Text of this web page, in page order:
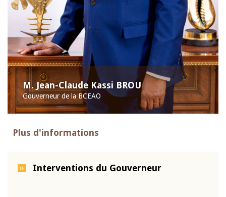
M. Jean-Claude Kassi BROU
Gouverneur de la BCEAO
Plus d'informations
Interventions du Gouverneur